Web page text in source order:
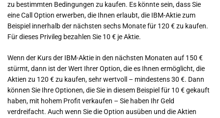
zu bestimmten Bedingungen zu kaufen. Es könnte sein, dass Sie
eine Call Option erwerben, die Ihnen erlaubt, die IBM-Aktie zum
Beispiel innerhalb der nächsten sechs Monate für 120 € zu kaufen.
Für dieses Privileg bezahlen Sie 10 € je Aktie.
Wenn der Kurs der IBM-Aktie in den nächsten Monaten auf 150 €
stürmt, dann ist der Wert Ihrer Option, die es Ihnen ermöglicht, die
Aktien zu 120 € zu kaufen, sehr wertvoll – mindestens 30 €. Dann
können Sie Ihre Optionen, die Sie in diesem Beispiel für 10 € gekauft
haben, mit hohem Profit verkaufen – Sie haben Ihr Geld
verdreifacht. Auch wenn Sie die Option ausüben und die Aktien